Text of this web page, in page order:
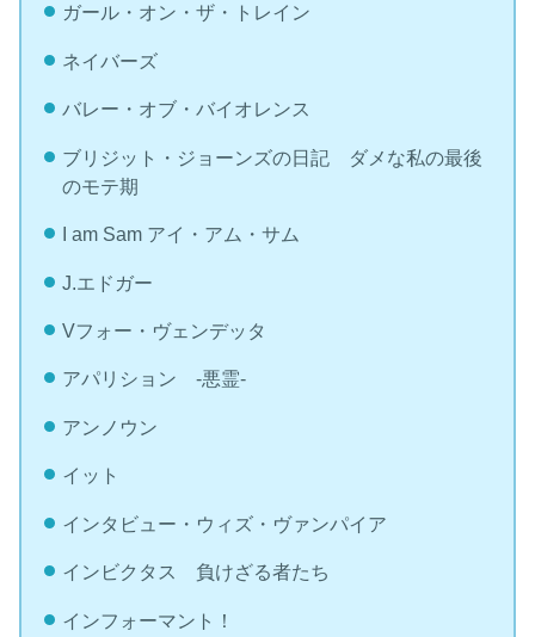
ガール・オン・ザ・トレイン
ネイバーズ
バレー・オブ・バイオレンス
ブリジット・ジョーンズの日記 ダメな私の最後
のモテ期
I am Sam アイ・アム・サム
J.エドガー
Vフォー・ヴェンデッタ
アパリション -悪霊-
アンノウン
イット
インタビュー・ウィズ・ヴァンパイア
インビクタス 負けざる者たち
インフォーマント！